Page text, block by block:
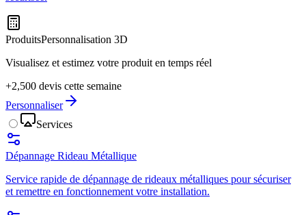
ProduitsPersonnalisation 3D
Visualisez et estimez votre produit en temps réel
+2,500 devis cette semaine
Personnaliser
Services
Dépannage Rideau Métallique
Service rapide de dépannage de rideaux métalliques pour sécuriser
et remettre en fonctionnement votre installation.